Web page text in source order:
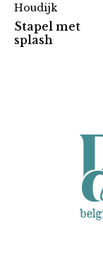
Houdijk
Stapel met
splash